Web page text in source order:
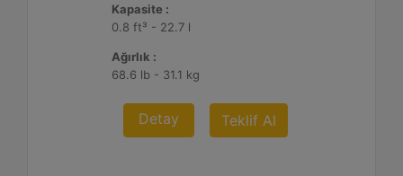
Kapasite :
0.8 ft³ - 22.7 l
Ağırlık :
68.6 lb - 31.1 kg
Detay Teklif Al